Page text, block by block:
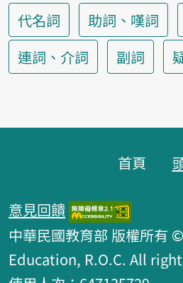
代名詞
助詞、嘆詞
連詞、介詞
副詞
首頁
意見回饋
中華民國教育部 版權所有
Education, R.O.C. All